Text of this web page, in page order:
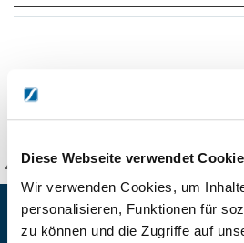
Diese Webseite verwendet
Wir verwenden Cookies, um
personalisieren, Funktionen für
zu können und die Zugriffe auf
DETAILS
KANZLSPERGER GmbH
KONTAKTIEREN SIE UNS